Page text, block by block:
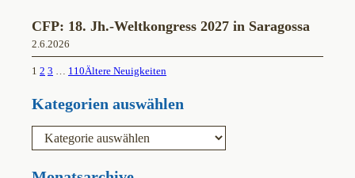
CFP: 18. Jh.-Weltkongress 2027 in Saragossa
2.6.2026
1 2 3 … 110Ältere Neuigkeiten
Kategorien auswählen
e